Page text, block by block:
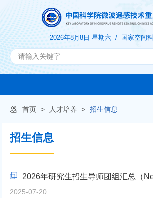
2026年8月8日 星期六 / 国家空间
首页 > 人才培养 > 招生信息
招生信息
2026年研究生招生导师团组汇总（
2025-07-20